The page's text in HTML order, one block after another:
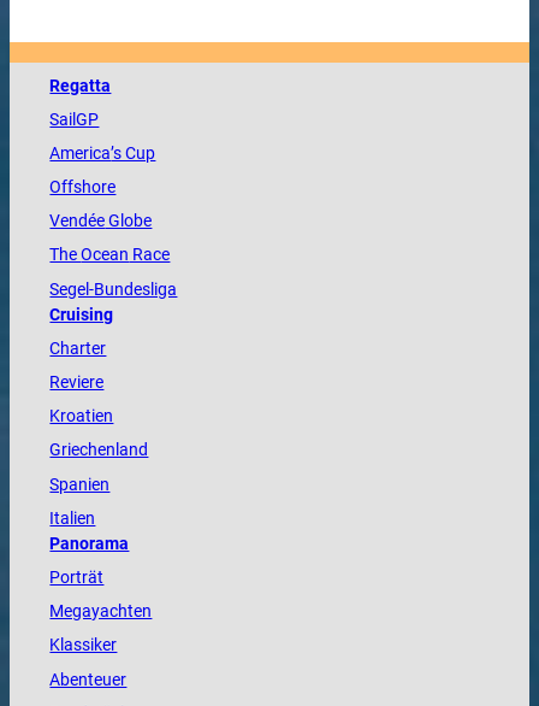
Regatta
SailGP
America’s Cup
Offshore
VendéeGlobe
TheOcean Race
Segel-Bundesliga
Cruising
Charter
Reviere
Kroatien
Griechenland
Spanien
Italien
Panorama
Porträt
Megayachten
Klassiker
Abenteuer